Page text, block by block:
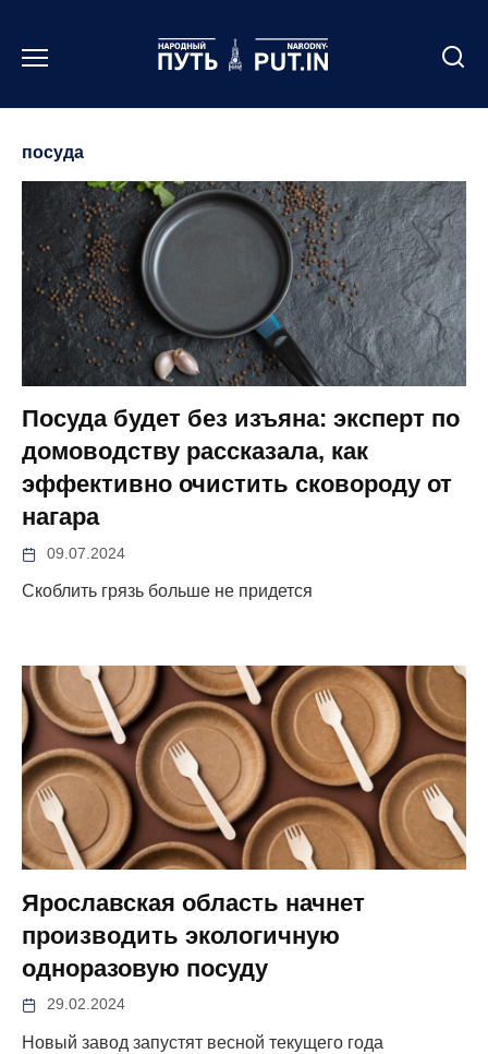
содержанию
посуда
Посуда будет без изъяна: эксперт по
домоводству рассказала, как
эффективно очистить сковороду от
нагара
09.07.2024
Скоблить грязь больше не придется
Ярославская область начнет
производить экологичную
одноразовую посуду
29.02.2024
Новый завод запустят весной текущего года